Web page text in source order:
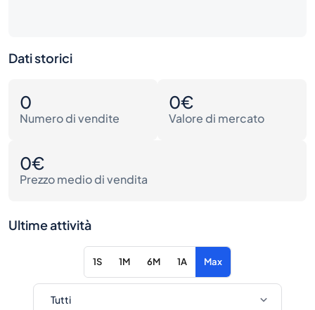
Dati storici
0
Numero di vendite
0€
Valore di mercato
0€
Prezzo medio di vendita
Ultime attività
1S 1M 6M 1A Max